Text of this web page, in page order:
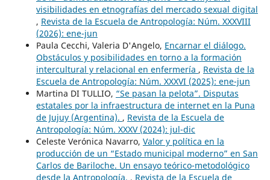
visibilidades en etnografías del mercado sexual digital
, Revista de la Escuela de Antropología: Núm. XXXVIII
(2026): ene-jun
Paula Cecchi, Valeria D'Angelo, Encarnar el diálogo.
Obstáculos y posibilidades en torno a la formación
intercultural y relacional en enfermería , Revista de la
Escuela de Antropología: Núm. XXXVI (2025): ene-jun
Martina DI TULLIO, “Se pasan la pelota”. Disputas
estatales por la infraestructura de internet en la Puna
de Jujuy (Argentina). , Revista de la Escuela de
Antropología: Núm. XXXV (2024): jul-dic
Celeste Verónica Navarro, Valor y política en la
producción de un “Estado municipal moderno” en San
Carlos de Bariloche. Un ensayo teórico-metodológico
desde la Antropología. , Revista de la Escuela de